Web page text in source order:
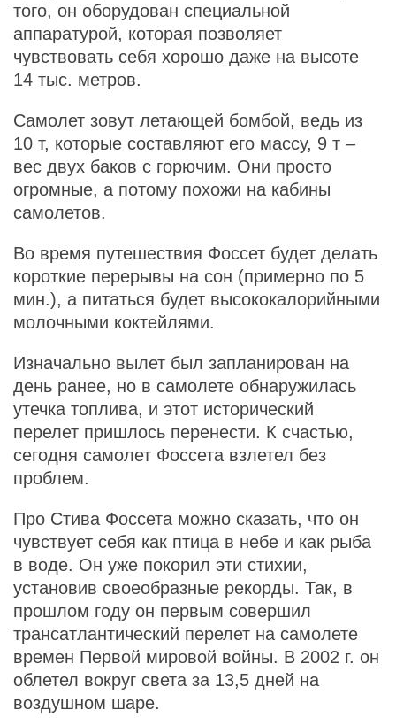
того, он оборудован специальной
аппаратурой, которая позволяет
чувствовать себя хорошо даже на высоте
14 тыс. метров.
Самолет зовут летающей бомбой, ведь из
10 т, которые составляют его массу, 9 т –
вес двух баков с горючим. Они просто
огромные, а потому похожи на кабины
самолетов.
Во время путешествия Фоссет будет делать
короткие перерывы на сон (примерно по 5
мин.), а питаться будет высококалорийными
молочными коктейлями.
Изначально вылет был запланирован на
день ранее, но в самолете обнаружилась
утечка топлива, и этот исторический
перелет пришлось перенести. К счастью,
сегодня самолет Фоссета взлетел без
проблем.
Про Стива Фоссета можно сказать, что он
чувствует себя как птица в небе и как рыба
в воде. Он уже покорил эти стихии,
установив своеобразные рекорды. Так, в
прошлом году он первым совершил
трансатлантический перелет на самолете
времен Первой мировой войны. В 2002 г. он
облетел вокруг света за 13,5 дней на
воздушном шаре.